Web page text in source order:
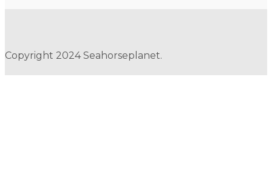
Copyright 2024 Seahorseplanet.